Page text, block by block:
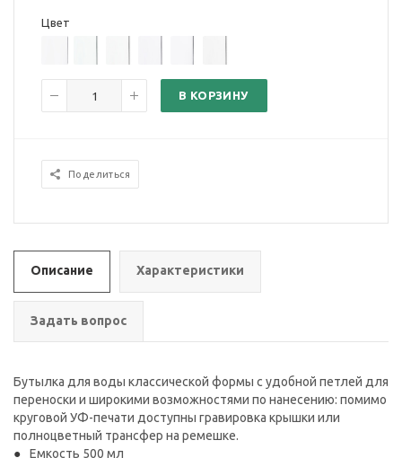
Цвет
В КОРЗИНУ
Поделиться
Описание Характеристики
Задать вопрос
Бутылка для воды классической формы с удобной петлей для
переноски и широкими возможностями по нанесению: помимо
круговой УФ-печати доступны гравировка крышки или
полноцветный трансфер на ремешке.
Емкость 500 мл